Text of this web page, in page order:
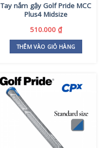
Tay nắm gậy Golf Pride MCC
Plus4 Midsize
510.000 ₫
THÊM VÀO GIỎ HÀNG